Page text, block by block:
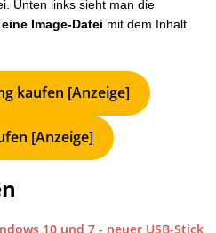
Unten links sieht man die
eine Image-Datei mit dem Inhalt
kaufen [Anzeige]
[Anzeige]